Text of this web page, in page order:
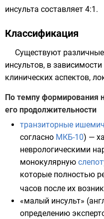
инсульта составляет 4:1.
Классификация
Существуют
инсультов, в
клинических аспектов,
По темпу формирования
его продолжительности
транзиторные
согласно МКБ-10) —
неврологическими
монокулярную
которые полностью
часов после их
«малый инсульт» (
определению